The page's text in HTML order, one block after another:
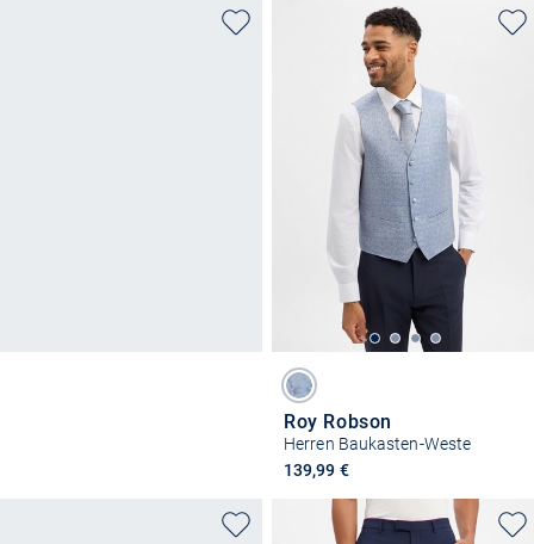
Roy Robson
Herren Baukasten-Weste
139,99 €